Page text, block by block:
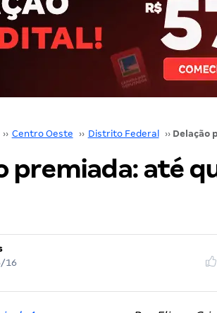
›› Centro Oeste ›› Distrito Federal ››
premiada: até
16